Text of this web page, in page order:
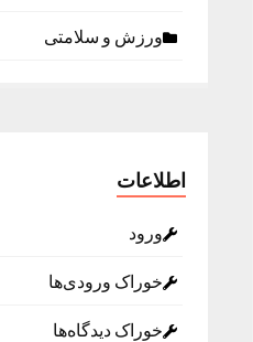
ورزش و سلامتی
اطلاعات
ورود
خوراک ورودی‌ها
خوراک دیدگاه‌ها